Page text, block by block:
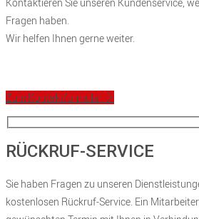
Fragen haben.
Wir helfen Ihnen gerne weiter.
Zum Kontaktformular
RÜCKRUF-SERVICE
Sie haben Fragen zu unseren
kostenlosen Rückruf-Service. Ein